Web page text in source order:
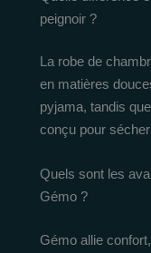
peignoir ?
La robe de
en matières
pyjama, tandis
conçu pour
Quels sont les
Gémo ?
Gémo allie